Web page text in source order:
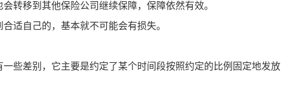
转移到其他保险公司继续保障，保障依然有效。
适自己的，基本就不可能会有损失。
些差别，它主要是约定了某个时间段按照约定的比例固定地发放